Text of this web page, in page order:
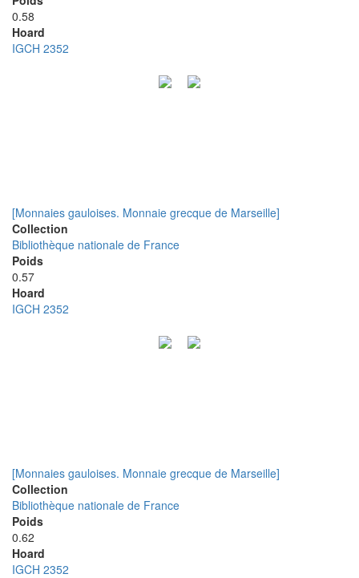
0.58
Hoard
IGCH 2352
[Monnaies gauloises. Monnaie grecque de Marseille]
Collection
Bibliothèque nationale de France
Poids
0.57
Hoard
IGCH 2352
[Monnaies gauloises. Monnaie grecque de Marseille]
Collection
Bibliothèque nationale de France
Poids
0.62
Hoard
IGCH 2352